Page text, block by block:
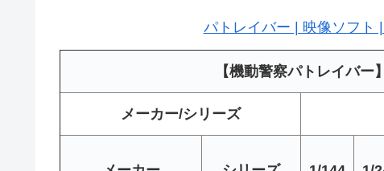
パトレイバー | 映像ソフト
【機動警察パトレイバ
メーカー/シリーズ